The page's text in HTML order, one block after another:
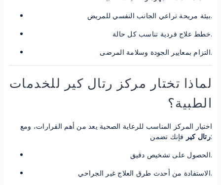
بيئة مريحة تراعي الجانب النفسي للمريض.
خطط علاج فردية تناسب كل حالة.
التزام بمعايير الجودة وسلامة المرضى.
لماذا تختار مركز رتال كير للخدمات
الطبية؟
اختيار المركز المناسب للرعاية الصحية يعد من أهم القرارات، ومع
رتال كيرفإنك تضمن:
الحصول على تشخيص دقيق.
الاستفادة من أحدث طرق العلاج غير الجراحي.